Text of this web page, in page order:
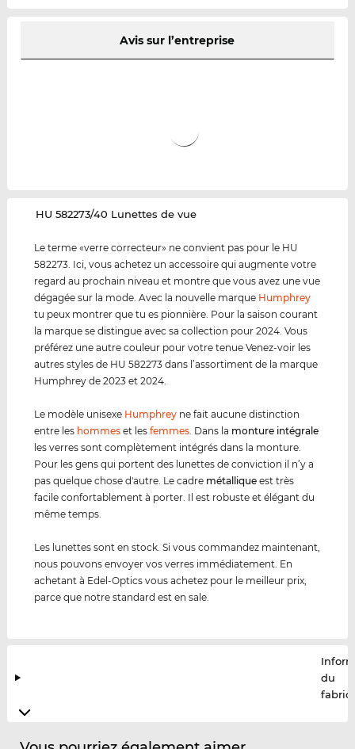
Avis sur l’entreprise
‌HU 582273/40 Lunettes de vue
Le terme «verre correcteur» ne convient pas pour le HU
582273. Ici, vous achetez un accessoire qui augmente votre
regard au prochain niveau et montre que vous avez une vue
dégagée sur la mode. Avec la nouvelle marque Humphrey
tu peux montrer que tu es pionnière. Pour la saison courant
la marque se distingue avec sa collection pour 2024. Vous
préférez une autre couleur pour votre tenue Venez-voir les
autres styles de HU 582273 dans l’assortiment de la marque
Humphrey de 2023 et 2024.
Le modèle unisexe Humphrey ne fait aucune distinction
entre les hommes et lesfemmes . Dans la monture intégrale
les verres sont complètement intégrés dans la monture.
Pour les gens qui portent des lunettes de conviction il n’y a
pas quelque chose d'autre. Le cadre métallique est très
facile confortablement à porter. Il est robuste et élégant du
même temps.
Les lunettes sont en stock. Si vous commandez maintenant,
nous pouvons envoyer vos verres immédiatement. En
achetant à Edel-Optics vous achetez pour le meilleur prix,
parce que notre standard est en sale.
du